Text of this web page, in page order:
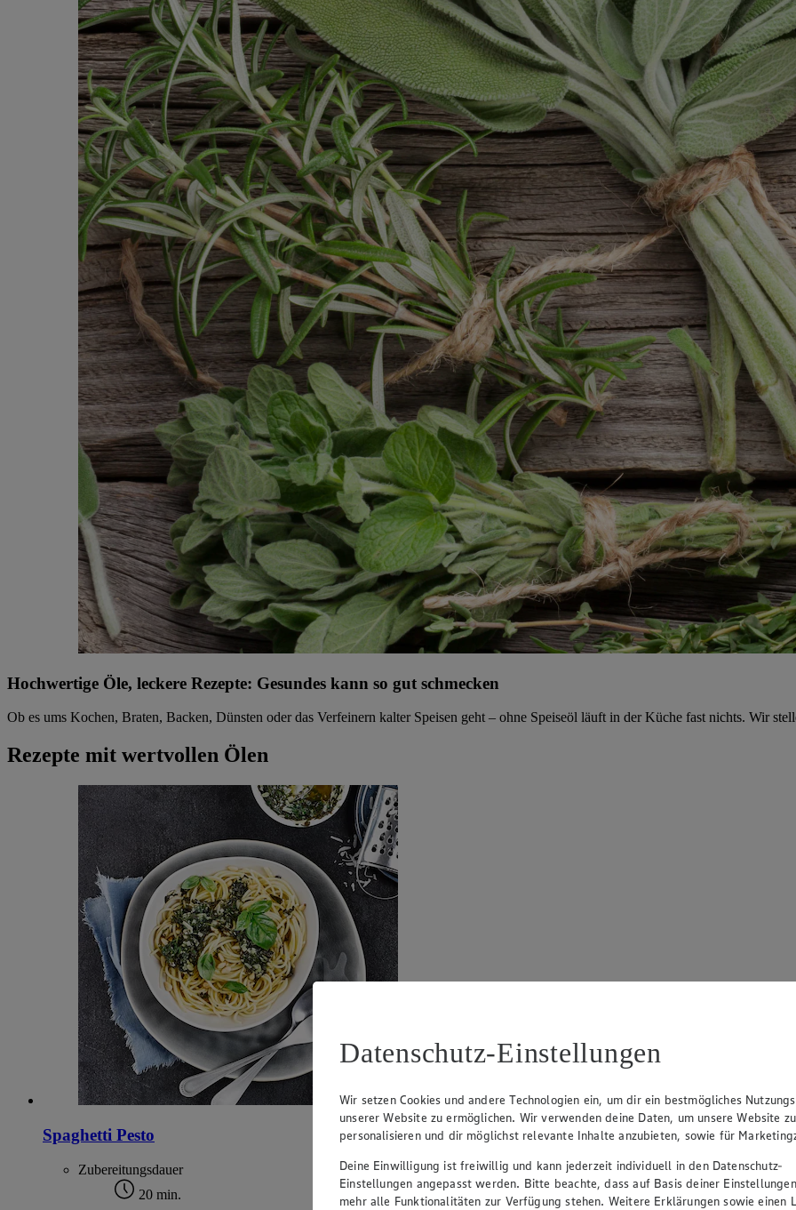
Hochwertige Öle, leckere Rezepte: Gesundes kann so gut schmecken
Ob es ums Kochen, Braten, Backen, Dünsten oder das Verfeinern kalter Speisen geht – ohne Speiseöl läuft in der Küche fast nichts. Wir
Rezepte mit wertvollen Ölen
Spaghetti Pesto
Zubereitungsdauer
20 min.
Datenschutz-Einstellungen
Wir setzen Cookies und andere Technologien ein, um dir ein bestmögliches
unserer Website zu ermöglichen. Wir verwenden deine Daten, um unsere Website zu
personalisieren und dir möglichst relevante Inhalte anzubieten, sowie für
Deine Einwilligung ist freiwillig und kann jederzeit individuell in den Datenschutz-
Einstellungen angepasst werden. Bitte beachte, dass auf Basis deiner
mehr alle Funktionalitäten zur Verfügung stehen. Weitere Erklärungen sowie einen